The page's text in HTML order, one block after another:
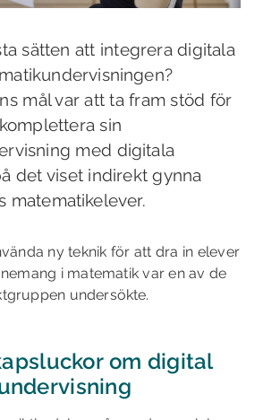
sätten att integrera digitala
mål var att ta fram stöd för
sin
med digitala
det viset indirekt gynna
matematikelever.
ny teknik för att dra in elever
i matematik var en av de
undersökte.
om digital